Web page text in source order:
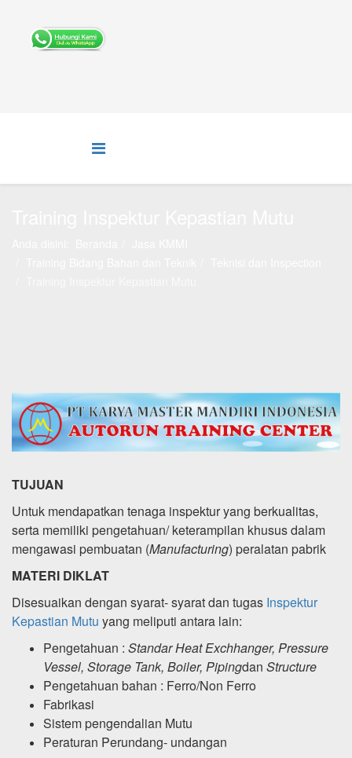
TUJUAN
Untuk mendapatkan tenaga inspektur yang berkualitas,
serta memiliki pengetahuan/ keterampilan khusus dalam
mengawasi pembuatan (Manufacturing) peralatan pabrik
MATERI DIKLAT
Disesuaikan dengan syarat- syarat dan tugas Inspektur
Kepastian Mutu yang meliputi antara lain:
Pengetahuan : Standar Heat Exchhanger, Pressure
Vessel, Storage Tank, Boiler, Pipingdan Structure
Pengetahuan bahan : Ferro/Non Ferro
Fabrikasi
Sistem pengendalian Mutu
Peraturan Perundang- undangan